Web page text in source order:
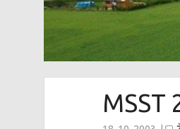
MSST